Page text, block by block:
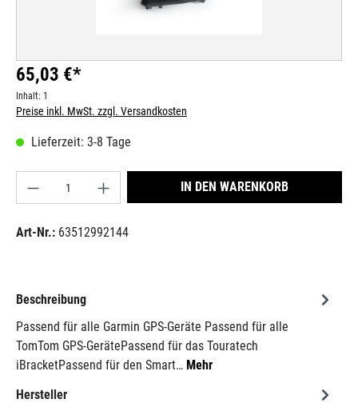
65,03 €*
Inhalt: 1
Preise inkl. MwSt. zzgl. Versandkosten
Lieferzeit: 3-8 Tage
Produkt Anzahl: Gib den gewünschten Wert
IN DEN WARENKORB
Art-Nr.: 63512992144
Beschreibung
Passend für alle Garmin GPS-Geräte Passend für alle
TomTom GPS-GerätePassend für das Touratech
iBracketPassend für den Smart… Mehr
Hersteller